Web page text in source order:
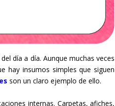
día a día. Aunque muchas veces
hay insumos simples que siguen
son un claro ejemplo de ello.
internas. Carpetas, afiches,